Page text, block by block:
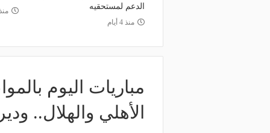
الدعم لمستحقيه
منذ 4 أيام
منذ 5
مباريات اليوم
الأهلي والهلال..